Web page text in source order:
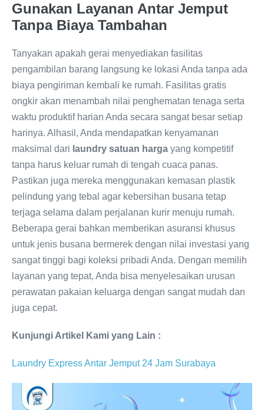
Gunakan Layanan Antar Jemput
Tanpa Biaya Tambahan
Tanyakan apakah gerai menyediakan fasilitas
pengambilan barang langsung ke lokasi Anda tanpa ada
biaya pengiriman kembali ke rumah. Fasilitas gratis
ongkir akan menambah nilai penghematan tenaga serta
waktu produktif harian Anda secara sangat besar setiap
harinya. Alhasil, Anda mendapatkan kenyamanan
maksimal dari laundry satuan harga yang kompetitif
tanpa harus keluar rumah di tengah cuaca panas.
Pastikan juga mereka menggunakan kemasan plastik
pelindung yang tebal agar kebersihan busana tetap
terjaga selama dalam perjalanan kurir menuju rumah.
Beberapa gerai bahkan memberikan asuransi khusus
untuk jenis busana bermerek dengan nilai investasi yang
sangat tinggi bagi koleksi pribadi Anda. Dengan memilih
layanan yang tepat, Anda bisa menyelesaikan urusan
perawatan pakaian keluarga dengan sangat mudah dan
juga cepat.
Kunjungi Artikel Kami yang Lain :
Laundry Express Antar Jemput 24 Jam Surabaya